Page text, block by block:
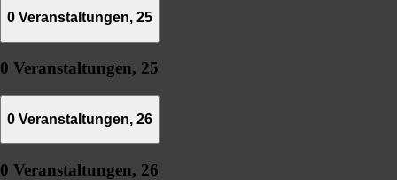
0 Veranstaltungen, 25
0 Veranstaltungen, 25
0 Veranstaltungen, 26
0 Veranstaltungen, 26